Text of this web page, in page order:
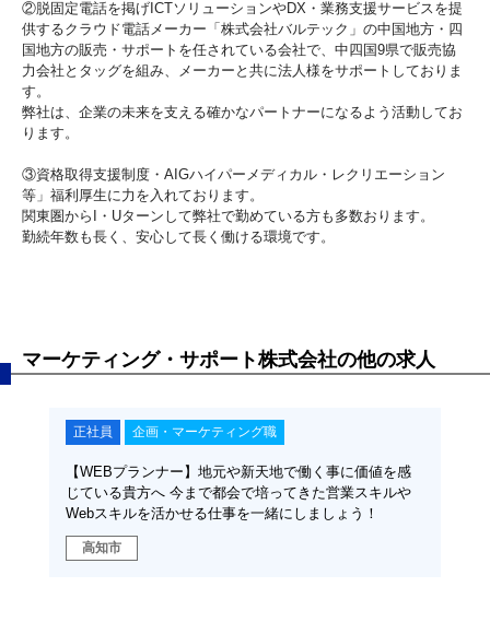
②脱固定電話を掲げICTソリューションやDX・業務支援サービスを提
供するクラウド電話メーカー「株式会社バルテック」の中国地方・四
国地方の販売・サポートを任されている会社で、中四国9県で販売協
力会社とタッグを組み、メーカーと共に法人様をサポートしておりま
す。
弊社は、企業の未来を支える確かなパートナーになるよう活動してお
ります。
③資格取得支援制度・AIGハイパーメディカル・レクリエーション
等」福利厚生に力を入れております。
関東圏からI・Uターンして弊社で勤めている方も多数おります。
勤続年数も長く、安心して長く働ける環境です。
マーケティング・サポート株式会社の他の求人
正社員 企画・マーケティング職
【WEBプランナー】地元や新天地で働く事に価値を感
じている貴方へ 今まで都会で培ってきた営業スキルや
Webスキルを活かせる仕事を一緒にしましょう！
高知市